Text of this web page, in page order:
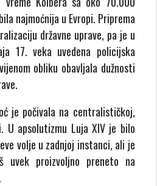
najmoćnija u Evropi. Priprema
državne uprave, pa je u
17. veka uvedena policijska
obliku obavljala dužnosti
je počivala na centralističkoj,
U apsolutizmu Luja XIV je bilo
volje u zadnjoj instanci, ali je
uvek proizvoljno preneto na